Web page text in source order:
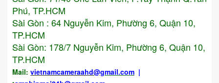
Phú, TP.HCM
Sài Gòn : 64 Nguyễn Kim, Phường 6, Quận 10,
TP.HCM
Sài Gòn: 178/7 Nguyễn Kim, Phường 6, Quận 10,
TP.HCM
Mail: vietnamcameraahd@gmail.com |